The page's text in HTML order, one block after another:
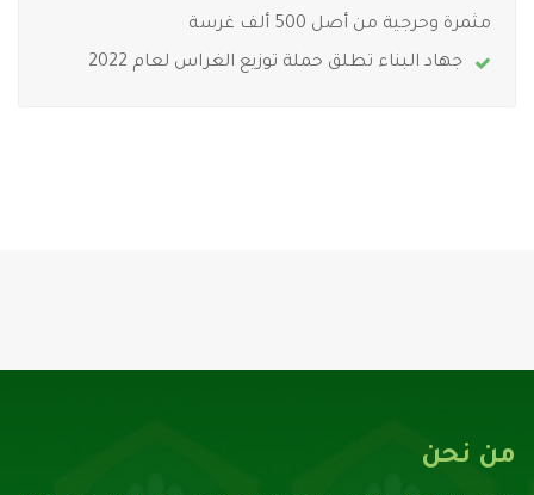
مثمرة وحرجية من أصل 500 ألف غرسة
جهاد البناء تطلق حملة توزيع الغراس لعام 2022
من نحن